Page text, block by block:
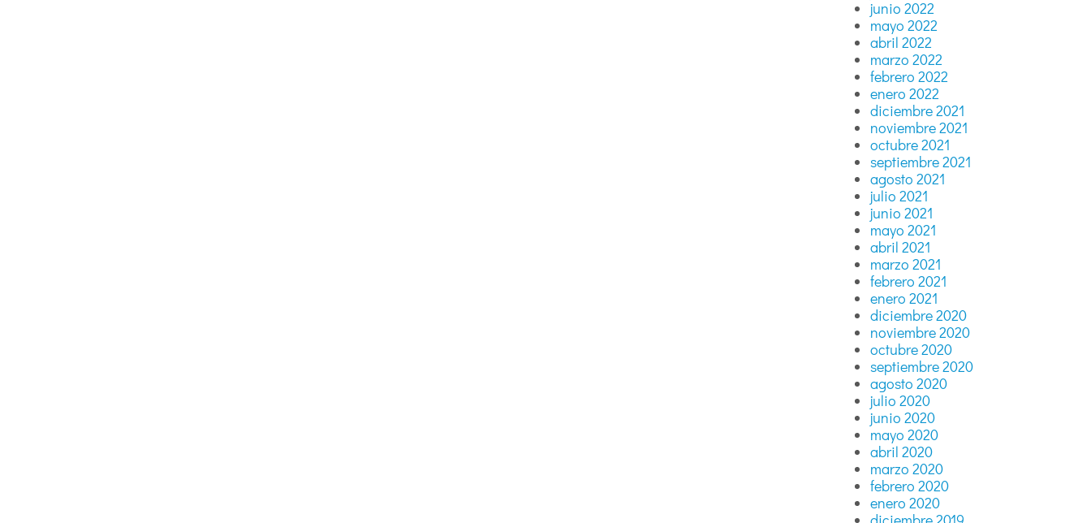
junio 2022
mayo 2022
abril 2022
marzo 2022
febrero 2022
enero 2022
diciembre 2021
noviembre 2021
octubre 2021
septiembre 2021
agosto 2021
julio 2021
junio 2021
mayo 2021
abril 2021
marzo 2021
febrero 2021
enero 2021
diciembre 2020
noviembre 2020
octubre 2020
septiembre 2020
agosto 2020
julio 2020
junio 2020
mayo 2020
abril 2020
marzo 2020
febrero 2020
enero 2020